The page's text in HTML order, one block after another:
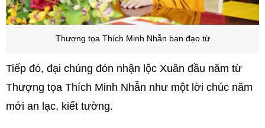
Thượng tọa Thích Minh Nhẫn ban đạo từ
Tiếp đó, đại chúng đón nhận lộc Xuân đầu năm từ
Thượng tọa Thích Minh Nhẫn như một lời chúc năm
mới an lạc, kiết tường.